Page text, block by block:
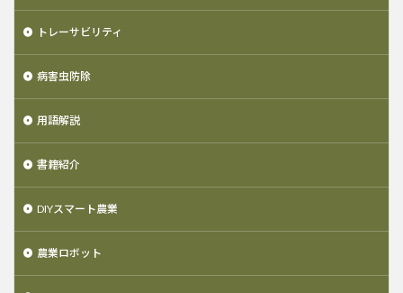
トレーサビリティ
病害虫防除
用語解説
書籍紹介
DIYスマート農業
農業ロボット